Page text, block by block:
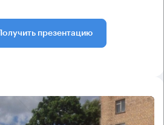
Получить презентацию